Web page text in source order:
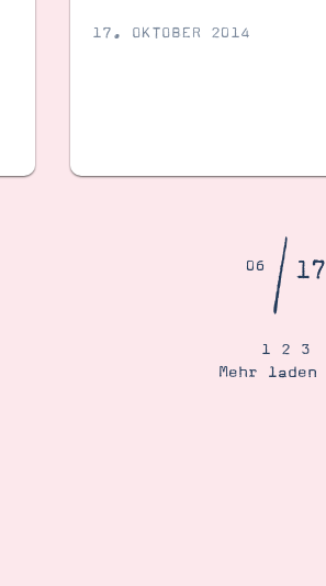
17. OKTOBER 2014
06/17
1 2
3
Mehr laden